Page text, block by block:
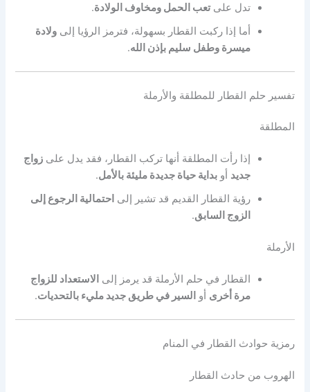
تدل علىتعب الحمل ومخاوف الولادة.
أما إذا ركبت القطار بسهولة، فترمز الرؤيا إلىولادة
ميسرة وطفل سليم بإذن الله.
تفسير حلم القطار للمطلقة والأرملة
المطلقة
إذا رأت المطلقة أنها تركب القطار، فقد يدل علىزواج
جديد أوبداية حياة جديدة مليئة بالأمل.
رؤية القطار القديم قد تشير إلى احتمالية الرجوع إلى
الزوج السابق.
الأرملة
القطار في حلم الأرملة قد يرمز إلى الاستعداد للزواج
مرة أخرى أو السير في طريق جديد مليء بالتحديات.
رمزية حوادث القطار في المنام
الهروب من حادث القطار